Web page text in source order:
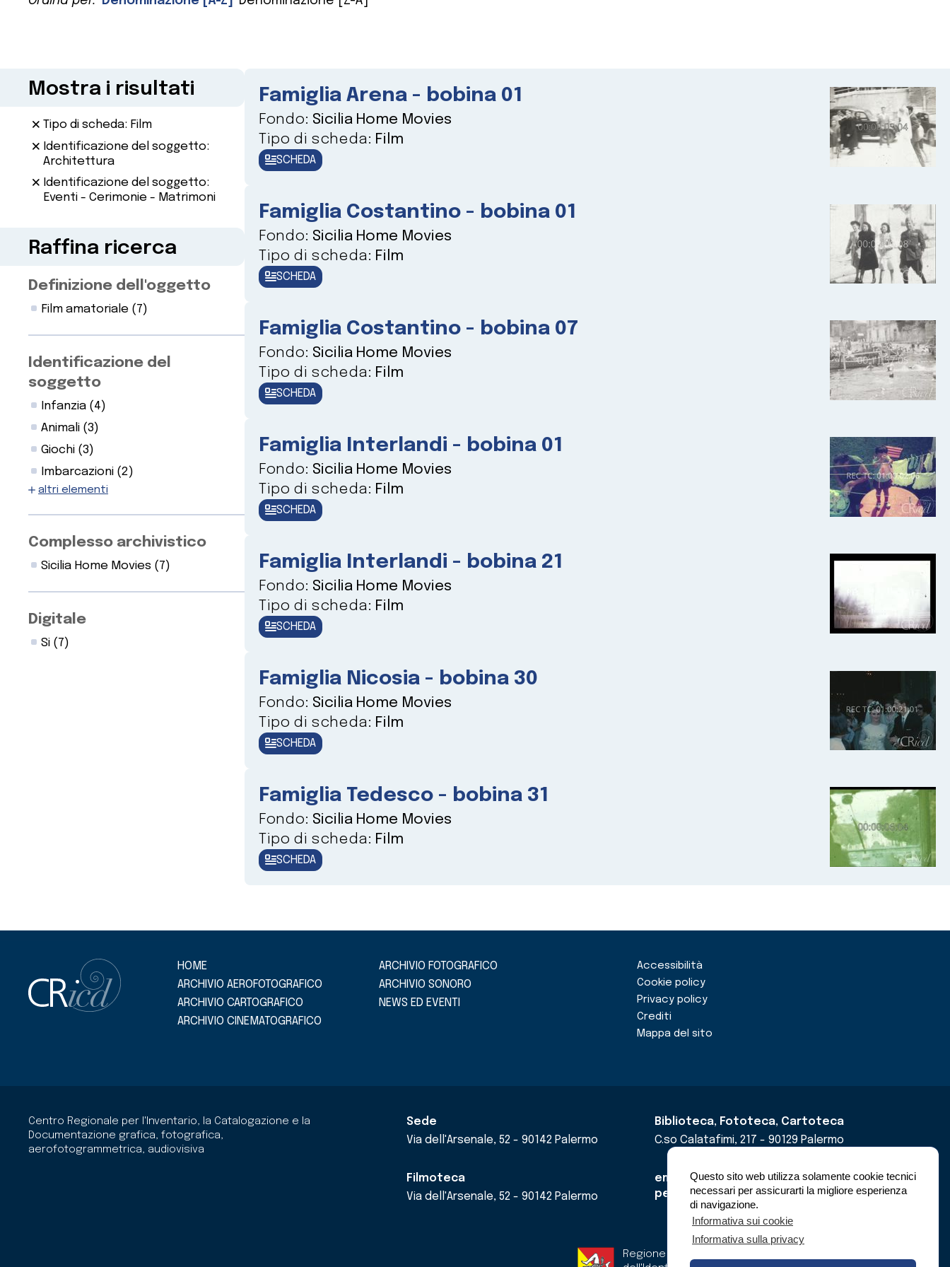
Questo sito web utilizza solamente cookie tecnici
necessari per assicurarti la migliore esperienza
di navigazione.
Informativa sui cookie
Informativa sulla privacy
Mostra i risultati
Tipo di scheda: Film
Identificazione del soggetto:
Architettura
Identificazione del soggetto:
Eventi - Cerimonie - Matrimoni
Raffina ricerca
Definizione dell'oggetto
Film amatoriale (7)
Identificazione del
soggetto
Infanzia (4)
Animali (3)
Giochi (3)
Imbarcazioni (2)
altri elementi
Complesso archivistico
Sicilia Home Movies (7)
Digitale
Si (7)
Famiglia Arena - bobina 01
Fondo: Sicilia Home Movies
Tipo di scheda: Film
SCHEDA
Famiglia Costantino - bobina 01
Fondo: Sicilia Home Movies
Tipo di scheda: Film
SCHEDA
Famiglia Costantino - bobina 07
Fondo: Sicilia Home Movies
Tipo di scheda: Film
SCHEDA
Famiglia Interlandi - bobina 01
Fondo: Sicilia Home Movies
Tipo di scheda: Film
SCHEDA
Famiglia Interlandi - bobina 21
Fondo: Sicilia Home Movies
Tipo di scheda: Film
SCHEDA
Famiglia Nicosia - bobina 30
Fondo: Sicilia Home Movies
Tipo di scheda: Film
SCHEDA
Famiglia Tedesco - bobina 31
Fondo: Sicilia Home Movies
Tipo di scheda: Film
SCHEDA
HOME
ARCHIVIO AEROFOTOGRAFICO
ARCHIVIO CARTOGRAFICO
ARCHIVIO CINEMATOGRAFICO
ARCHIVIO FOTOGRAFICO
ARCHIVIO SONORO
NEWS ED EVENTI
Accessibilità
Cookie policy
Privacy policy
Crediti
Mappa del sito
Centro Regionale per l'Inventario, la Catalogazione e la
Documentazione grafica, fotografica,
aerofotogrammetrica, audiovisiva
Sede
Via dell'Arsenale, 52 - 90142 Palermo
Biblioteca, Fototeca, Cartoteca
C.so Calatafimi, 217 - 90129 Palermo
Filmoteca
Via dell'Arsenale, 52 - 90142 Palermo
email
cricd@regione.sicilia.it
pec
cricdsicilia@pec.it
Regione Siciliana - Assessorato dei Beni Culturali e